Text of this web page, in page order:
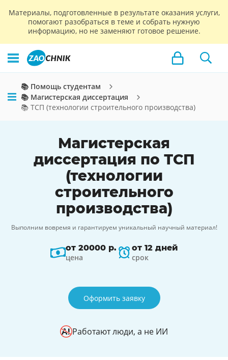
Материалы, подготовленные в результате оказания услуги,
помогают разобраться в теме и собрать нужную
информацию, но не заменяют готовое решение.
📚 Помощь студентам
📚 Магистерская диссертация
📚 ТСП (технологии строительного производства)
Магистерская
диссертация по ТСП
(технологии
строительного
производства)
Выполним вовремя и гарантируем уникальный научный материал!
от 20000 р.
цена
от 12 дней
срок
Оформить заявку
Работают люди, а не ИИ